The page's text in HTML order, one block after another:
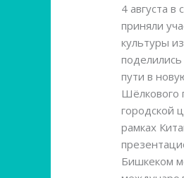
4 августа
приняли
культуры
пути в
Шёлкового
городской
рамках
Бишкеком
пятом
«Послы
дружбы
Шёлкового
пути»
и
прозвучал
призыв